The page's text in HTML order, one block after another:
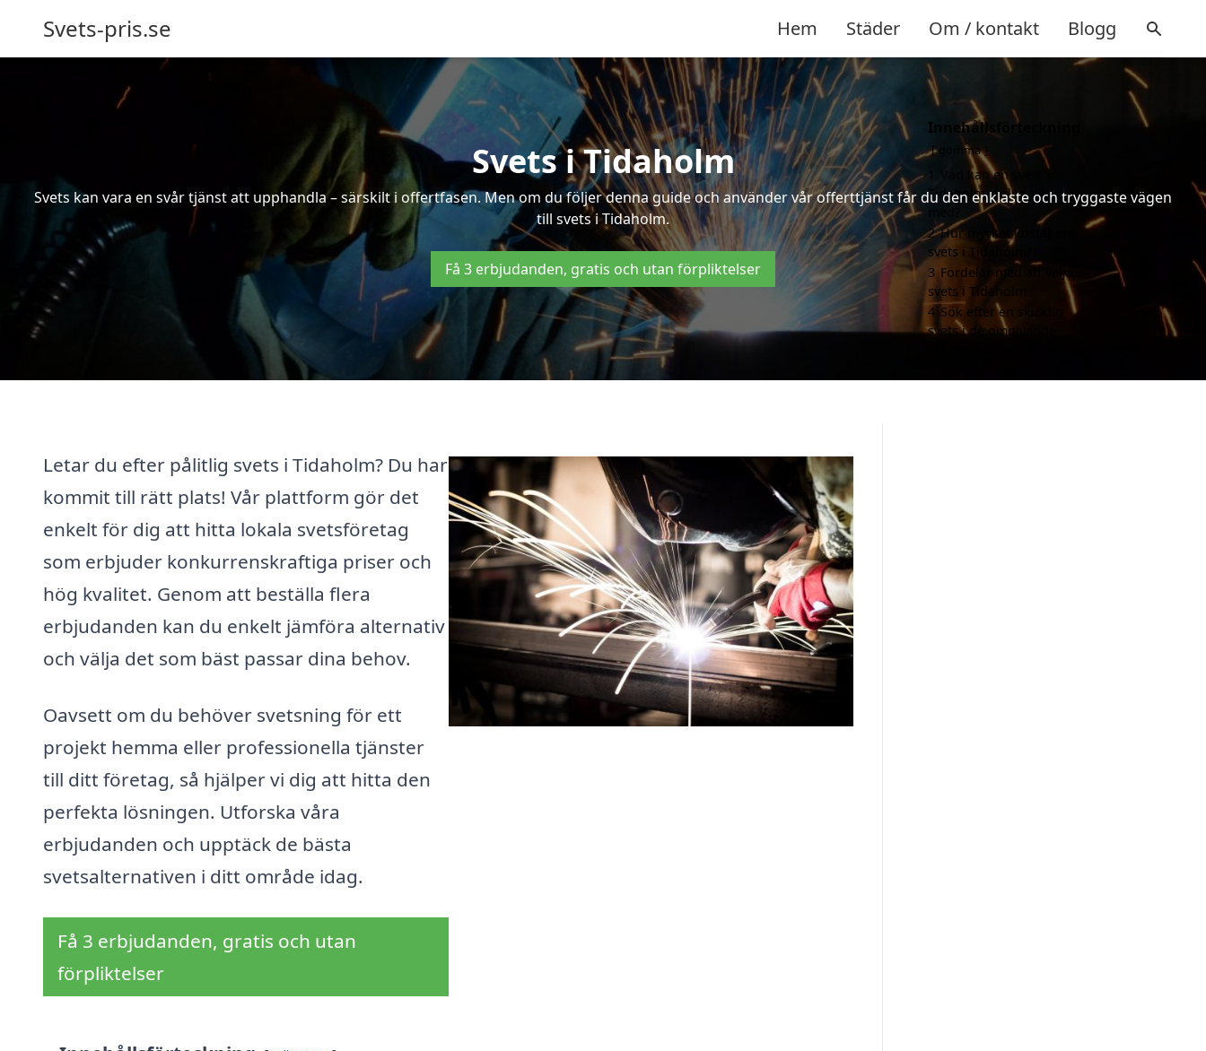
Svets-pris.se Hem Städer Om / kontakt Blogg
Svets i Tidaholm
Svets kan vara en svår tjänst att upphandla – särskilt i offertfasen. Men om du följer denna guide och använder vår offerttjänst får du den enklaste och tryggaste vägen
till svets i Tidaholm.
Få 3 erbjudanden, gratis och utan förpliktelser
Letar du efter pålitlig svets i Tidaholm? Du har
kommit till rätt plats! Vår plattform gör det
enkelt för dig att hitta lokala svetsföretag
som erbjuder konkurrenskraftiga priser och
hög kvalitet. Genom att beställa flera
erbjudanden kan du enkelt jämföra alternativ
och välja det som bäst passar dina behov.
Oavsett om du behöver svetsning för ett
projekt hemma eller professionella tjänster
till ditt företag, så hjälper vi dig att hitta den
perfekta lösningen. Utforska våra
erbjudanden och upptäck de bästa
svetsalternativen i ditt område idag.
Få 3 erbjudanden, gratis och utan
förpliktelser
Innehållsförteckning
gömma
Vad kan en svets i
Tidaholm hjälpa till
2 Hur mycket kostar en
svets i Tidaholm?
3 Fördelar med att välja
svets i Tidaholm
4 Sök efter en skicklig
svets i de omgivande